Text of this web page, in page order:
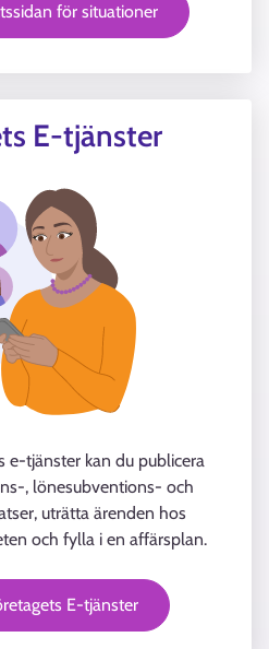
för situationer
E-tjänster
e-tjänster kan du publicera
, lönesubventions- och
uträtta ärenden hos
och fylla i en affärsplan.
E-tjänster